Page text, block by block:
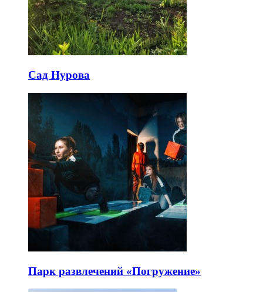
Сад Нурова
Парк развлечений «Погружение»